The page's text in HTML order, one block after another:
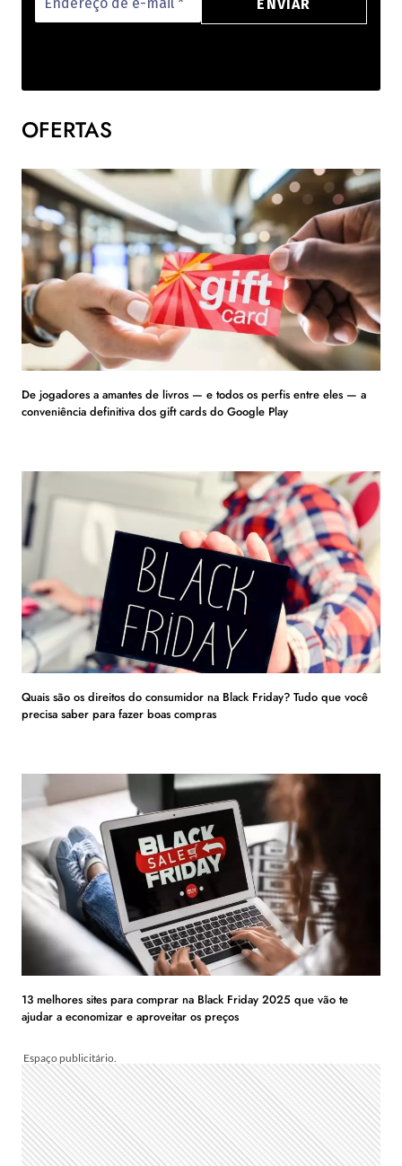
OFERTAS
De jogadores a amantes de livros — e todos os perfis entre eles — a
conveniência definitiva dos gift cards do Google Play
Quais são os direitos do consumidor na Black Friday? Tudo que você
precisa saber para fazer boas compras
13 melhores sites para comprar na Black Friday 2025 que vão te
ajudar a economizar e aproveitar os preços